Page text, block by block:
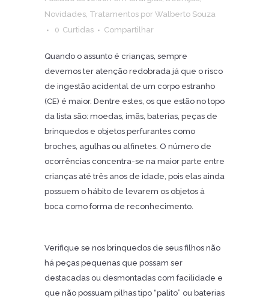
Novidades Tratamentos por Walberto Souza
0 Curtidas Compartilhar
Quando o assunto é crianças, sempre
devemos ter atenção redobrada já que o risco
de ingestão acidental de um corpo estranho
(CE) é maior. Dentre estes, os que estão no topo
da lista são: moedas, imãs, baterias, peças de
brinquedos e objetos perfurantes como
broches, agulhas ou alfinetes. O número de
ocorrências concentra-se na maior parte entre
crianças até três anos de idade, pois elas ainda
possuem o hábito de levarem os objetos à
boca como forma de reconhecimento.
Verifique se nos brinquedos de seus filhos não
há peças pequenas que possam ser
destacadas ou desmontadas com facilidade e
que não possuam pilhas tipo “palito” ou baterias